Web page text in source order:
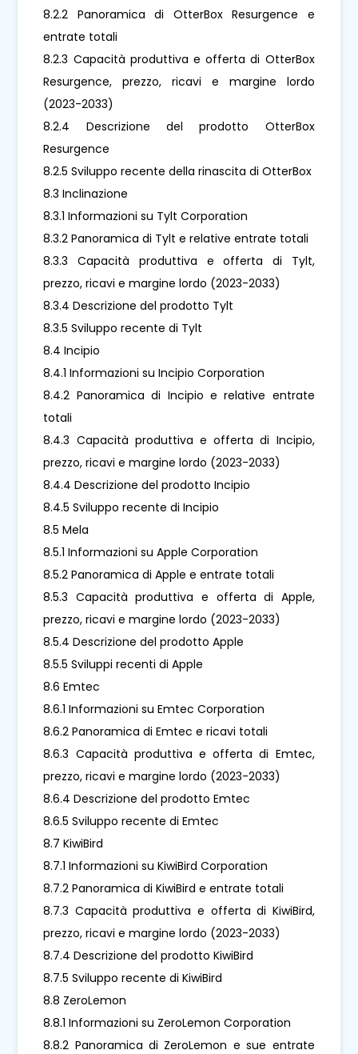
8.2.2 Panoramica di OtterBox Resurgence e
entrate totali
8.2.3 Capacità produttiva e offerta di OtterBox
Resurgence, prezzo, ricavi e margine lordo
(2023-2033)
8.2.4 Descrizione del prodotto OtterBox
Resurgence
8.2.5 Sviluppo recente della rinascita di OtterBox
8.3 Inclinazione
8.3.1 Informazioni su Tylt Corporation
8.3.2 Panoramica di Tylt e relative entrate totali
8.3.3 Capacità produttiva e offerta di Tylt,
prezzo, ricavi e margine lordo (2023-2033)
8.3.4 Descrizione del prodotto Tylt
8.3.5 Sviluppo recente di Tylt
8.4 Incipio
8.4.1 Informazioni su Incipio Corporation
8.4.2 Panoramica di Incipio e relative entrate
totali
8.4.3 Capacità produttiva e offerta di Incipio,
prezzo, ricavi e margine lordo (2023-2033)
8.4.4 Descrizione del prodotto Incipio
8.4.5 Sviluppo recente di Incipio
8.5 Mela
8.5.1 Informazioni su Apple Corporation
8.5.2 Panoramica di Apple e entrate totali
8.5.3 Capacità produttiva e offerta di Apple,
prezzo, ricavi e margine lordo (2023-2033)
8.5.4 Descrizione del prodotto Apple
8.5.5 Sviluppi recenti di Apple
8.6 Emtec
8.6.1 Informazioni su Emtec Corporation
8.6.2 Panoramica di Emtec e ricavi totali
8.6.3 Capacità produttiva e offerta di Emtec,
prezzo, ricavi e margine lordo (2023-2033)
8.6.4 Descrizione del prodotto Emtec
8.6.5 Sviluppo recente di Emtec
8.7 KiwiBird
8.7.1 Informazioni su KiwiBird Corporation
8.7.2 Panoramica di KiwiBird e entrate totali
8.7.3 Capacità produttiva e offerta di KiwiBird,
prezzo, ricavi e margine lordo (2023-2033)
8.7.4 Descrizione del prodotto KiwiBird
8.7.5 Sviluppo recente di KiwiBird
8.8 ZeroLemon
8.8.1 Informazioni su ZeroLemon Corporation
8.8.2 Panoramica di ZeroLemon e sue entrate